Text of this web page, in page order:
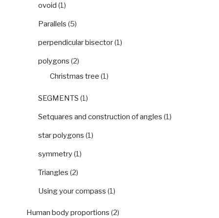
ovoid (1)
Parallels (5)
perpendicular bisector(1)
polygons (2)
Christmas tree (1)
SEGMENTS (1)
Setquares and construction of angles (1)
star polygons (1)
symmetry(1)
Triangles (2)
Using your compass (1)
Human body proportions (2)